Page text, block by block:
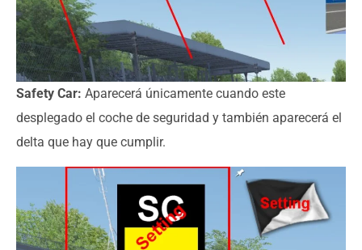
Safety Car: Aparecerá únicamente cuando este
desplegado el coche de seguridad y también aparecerá el
delta que hay que cumplir.